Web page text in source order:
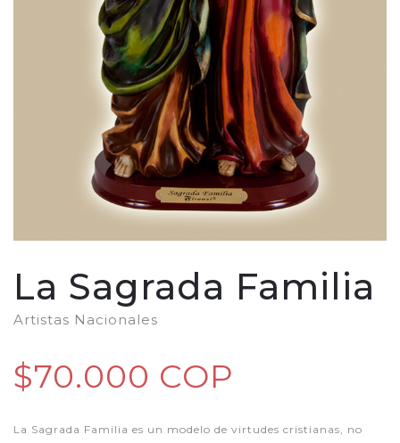
La Sagrada Familia
Artistas Nacionales
$70.000 COP
La Sagrada Familia es un modelo de virtudes cristianas, no